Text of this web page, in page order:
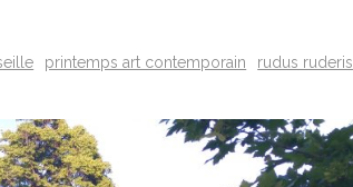
printemps art contemporain rudus ruderis